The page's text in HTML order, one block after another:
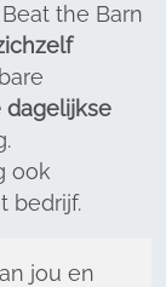
the Barn
dagelijkse
ook
bedrijf.
jou en